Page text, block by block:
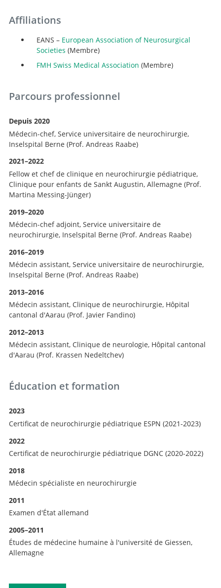
Affiliations
EANS – European Association of Neurosurgical
Societies (Membre)
FMH Swiss Medical Association (Membre)
Parcours professionnel
Depuis 2020
Médecin-chef, Service universitaire de neurochirurgie,
Inselspital Berne (Prof. Andreas Raabe)
2021–2022
Fellow et chef de clinique en neurochirurgie pédiatrique,
Clinique pour enfants de Sankt Augustin, Allemagne (Prof.
Martina Messing-Jünger)
2019–2020
Médecin-chef adjoint, Service universitaire de
neurochirurgie, Inselspital Berne (Prof. Andreas Raabe)
2016–2019
Médecin assistant, Service universitaire de neurochirurgie,
Inselspital Berne (Prof. Andreas Raabe)
2013–2016
Médecin assistant, Clinique de neurochirurgie, Hôpital
cantonal d'Aarau (Prof. Javier Fandino)
2012–2013
Médecin assistant, Clinique de neurologie, Hôpital cantonal
d'Aarau (Prof. Krassen Nedeltchev)
Éducation et formation
2023
Certificat de neurochirurgie pédiatrique ESPN (2021-2023)
2022
Certificat de neurochirurgie pédiatrique DGNC (2020-2022)
2018
Médecin spécialiste en neurochirurgie
2011
Examen d'État allemand
2005–2011
Études de médecine humaine à l'université de Giessen,
Allemagne